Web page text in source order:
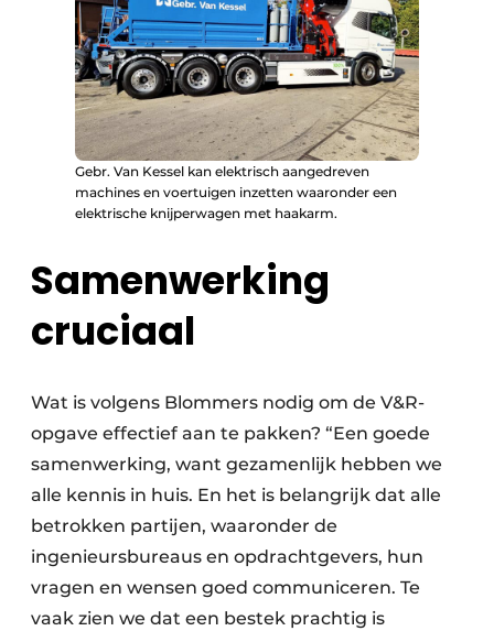
Gebr. Van Kessel kan elektrisch aangedreven
machines en voertuigen inzetten waaronder een
elektrische knijperwagen met haakarm.
Samenwerking
cruciaal
Wat is volgens Blommers nodig om de V&R-
opgave effectief aan te pakken? “Een goede
samenwerking, want gezamenlijk hebben we
alle kennis in huis. En het is belangrijk dat alle
betrokken partijen, waaronder de
ingenieursbureaus en opdrachtgevers, hun
vragen en wensen goed communiceren. Te
vaak zien we dat een bestek prachtig is